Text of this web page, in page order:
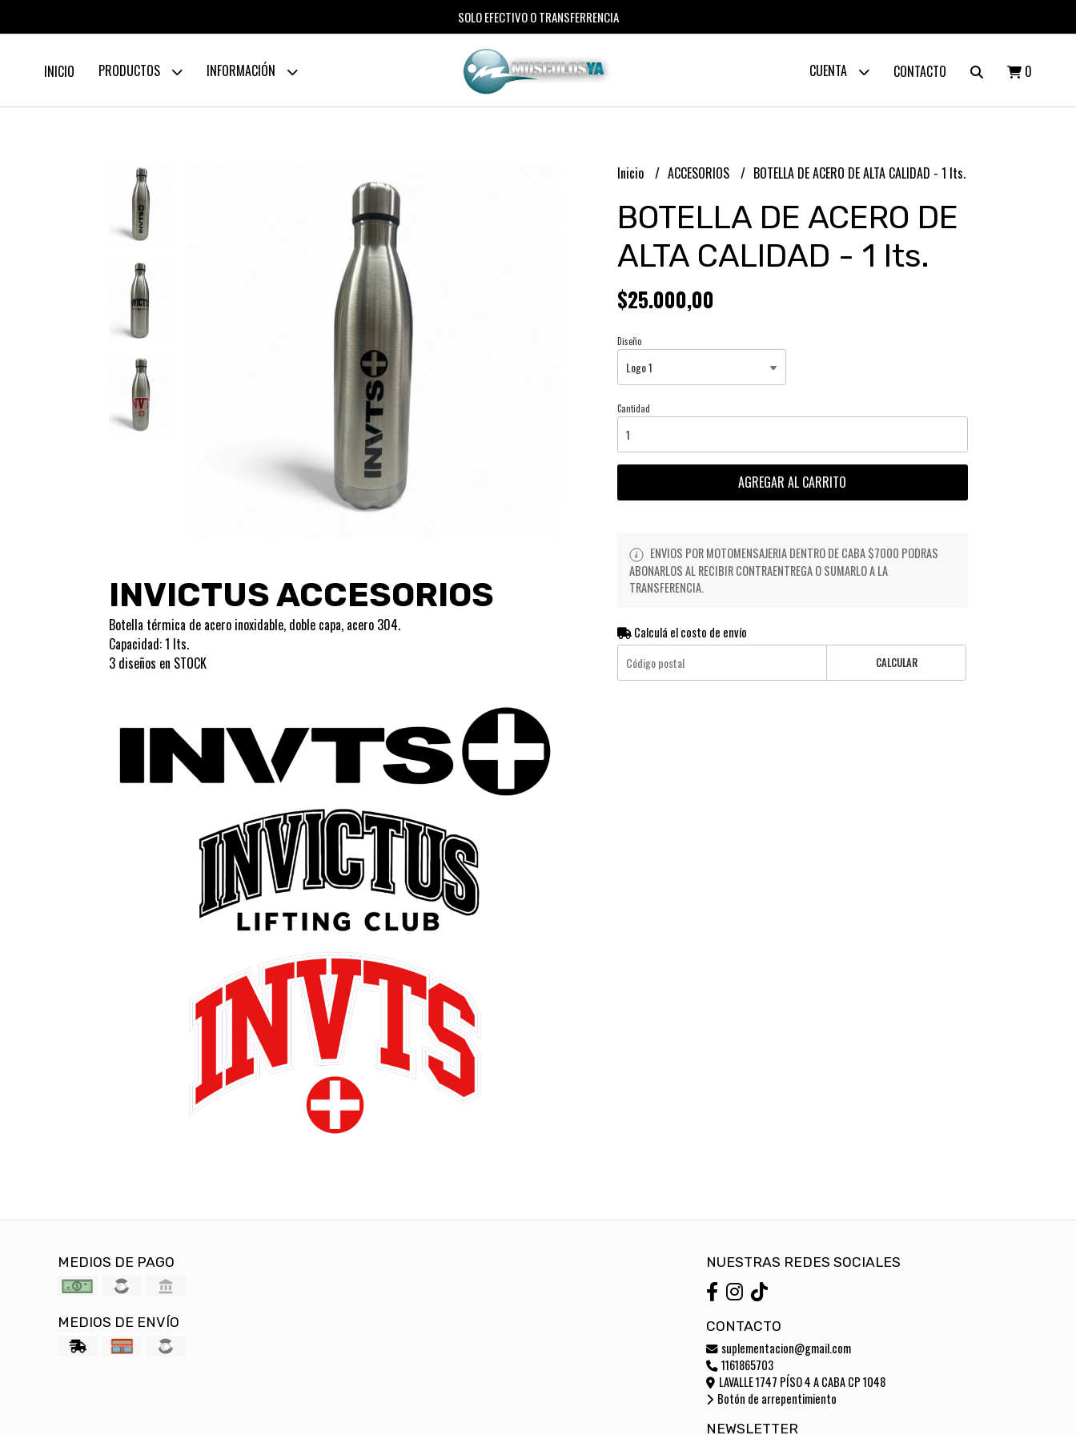
SOLO EFECTIVO O TRANSFERRENCIA
INICIO PRODUCTOS INFORMACIÓN CUENTA CONTACTO 0
INVICTUS ACCESORIOS
Botella térmica de acero inoxidable, doble capa, acero 304.
Capacidad: 1 lts.
3 diseños en STOCK
Inicio ACCESORIOS BOTELLA DE ACERO DE ALTA CALIDAD - 1 lts.
BOTELLA DE ACERO DE
ALTA CALIDAD - 1 lts.
$25.000,00
Diseño
Cantidad
AGREGAR AL CARRITO
ENVIOS POR MOTOMENSAJERIA DENTRO DE CABA $7000 PODRAS
ABONARLOS AL RECIBIR CONTRAENTREGA O SUMARLO A LA
TRANSFERENCIA.
Calculá el costo de envío
CALCULAR
MEDIOS DE PAGO
MEDIOS DE ENVÍO
NUESTRAS REDES SOCIALES
CONTACTO
suplementacion@gmail.com
1161865703
LAVALLE 1747 PÍSO 4 A CABA CP 1048
Botón de arrepentimiento
NEWSLETTER